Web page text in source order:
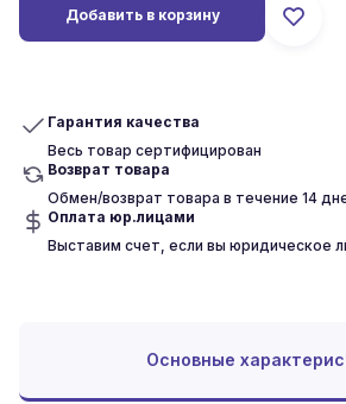
Добавить в корзину
Гарантия качества
Весь товар сертифицирован
Возврат товара
Обмен/возврат товара в течение 14
Оплата юр.лицами
Выставим счет, если вы юридическое
Основные